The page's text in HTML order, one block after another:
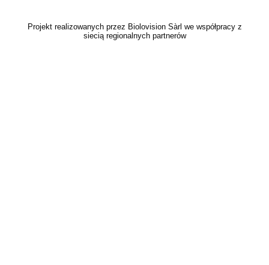
Projekt realizowanych przez Biolovision Sàrl we współpracy z
siecią regionalnych partnerów